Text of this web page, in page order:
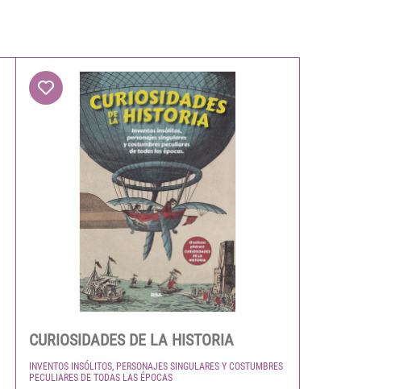
CURIOSIDADES DE LA HISTORIA
INVENTOS INSÓLITOS, PERSONAJES SINGULARES Y COSTUMBRES
PECULIARES DE TODAS LAS ÉPOCAS